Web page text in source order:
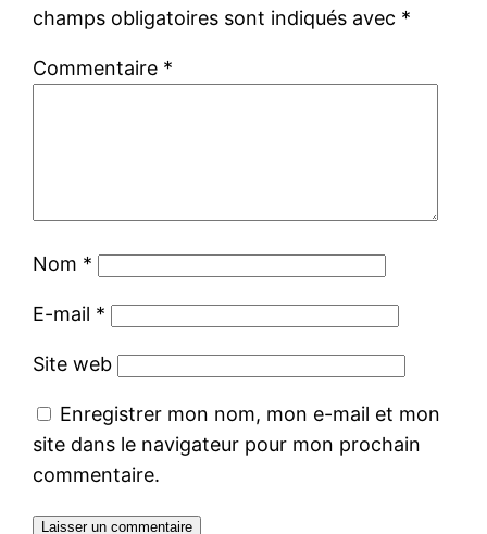
champs obligatoires sont indiqués avec *
Commentaire *
Nom *
E-mail *
Site web
Enregistrer mon nom, mon e-mail et mon
site dans le navigateur pour mon prochain
commentaire.